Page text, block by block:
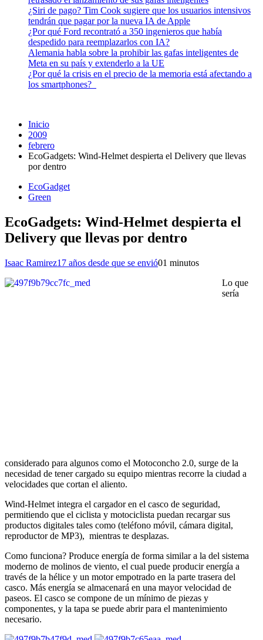
¿Siri de pago? Tim Cook sugiere que los usuarios intensivos
tendrán que pagar por la nueva IA de Apple
¿Por qué Ford recontrató a 350 ingenieros que había
despedido para reemplazarlos con IA?
Alemania habla sobre la prohibir las gafas inteligentes de
Meta en su país y extenderlo a la UE
¿Por qué la crisis en el precio de la memoria está afectando a
los smartphones?
Inicio
2009
febrero
EcoGadgets: Wind-Helmet despierta el Delivery que llevas
por dentro
EcoGadget
Green
EcoGadgets: Wind-Helmet despierta el
Delivery que llevas por dentro
Isaac Ramirez17 años desde que se envió01 minutos
Lo que
sería
considerado para algunos como el Motoconcho 2.0, surge de la
necesidad de tener cargado su equipo mientras recorre la ciudad a
velocidades que cortan el aliento.
Wind-Helmet integra el cargador en el casco de seguridad,
permitiendo que el ciclista y motociclista puedan recargar sus
productos digitales tales como (teléfono móvil, cámara digital,
reproductor de MP3), mientras te desplazas.
Como funciona? Produce energía de forma similar a la del sistema
moderno de molinos de viento, el cual puede producir energía a
través de la hélice y un motor empotrado en la parte trasera del
casco. Más energía se almacenará en una mayor velocidad de
paseos. El casco se compone de un mínimo de piezas y
componentes, y la tapa se puede abrir para el mantenimiento
necesario.